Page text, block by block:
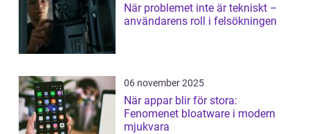
När problemet inte är tekniskt –
användarens roll i felsökningen
06 november 2025
När appar blir för stora:
Fenomenet bloatware i modern
mjukvara